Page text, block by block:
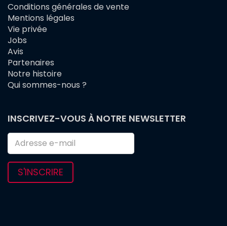
FOOTER
MENU
Conditions générales de vente
Mentions légales
Vie privée
Jobs
Avis
Partenaires
Notre histoire
Qui sommes-nous ?
INSCRIVEZ-VOUS À NOTRE NEWSLETTER
S'INSCRIRE